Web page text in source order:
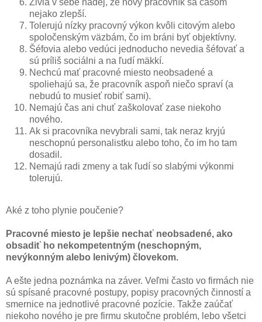
nejako zlepší.
Tolerujú nízky pracovný výkon kvôli citovým alebo
spoločenským väzbám, čo im bráni byť objektívny.
Šéfovia alebo vedúci jednoducho nevedia šéfovať a
sú príliš sociálni a na ľudí mäkkí.
Nechcú mať pracovné miesto neobsadené a
spoliehajú sa, že pracovník aspoň niečo spraví (a
nebudú to musieť robiť sami).
Nemajú čas ani chuť zaškolovať zase niekoho
nového.
Ak si pracovníka nevybrali sami, tak neraz kryjú
neschopnú personalistku alebo toho, čo im ho tam
dosadil.
Nemajú radi zmeny a tak ľudí so slabými výkonmi
tolerujú.
Aké z toho plynie poučenie?
Pracovné miesto je lepšie nechať neobsadené, ako
obsadiť ho nekompetentným (neschopným,
nevýkonným alebo lenivým) človekom.
A ešte jedna poznámka na záver. Veľmi často vo firmách nie
sú spísané pracovné postupy, popisy pracovných činností a
smernice na jednotlivé pracovné pozície. Takže zaúčať
niekoho nového je pre firmu skutočne problém, lebo všetci